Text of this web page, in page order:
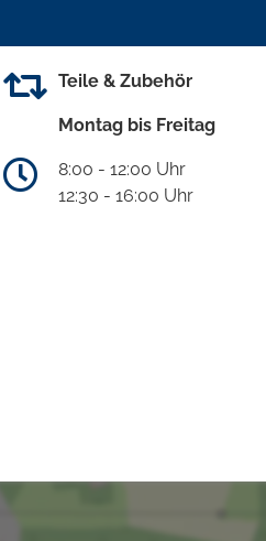
Teile & Zubehör
Montag bis Freitag
8:00 - 12:00 Uhr
12:30 - 16:00 Uhr